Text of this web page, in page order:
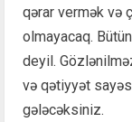
qərar vermək və
olmayacaq.
deyil.
və qətiyyət
gələcəksiniz.